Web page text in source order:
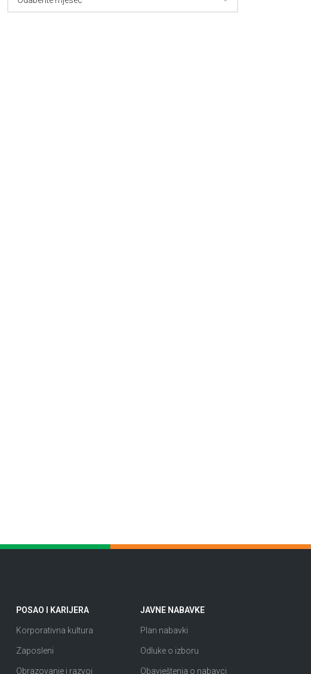
POSAO I KARIJERA
Korporativna kultura
Zaposleni
Obrazovanje i razvoj
JAVNE NABAVKE
Plan nabavki
Odluke o izboru
Obavještenja o nabavci